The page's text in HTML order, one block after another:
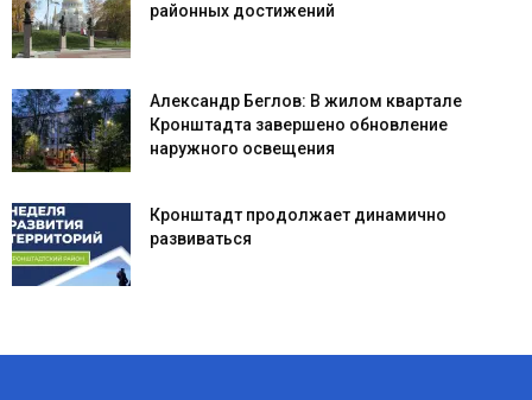
районных достижений
Александр Беглов: В жилом квартале
Кронштадта завершено обновление
наружного освещения
Кронштадт продолжает динамично
развиваться